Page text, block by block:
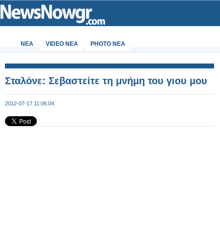
ΝΕΑ VIDEO NEA PHOTO NEA
Σταλόνε: Σεβαστείτε τη μνήμη του γιου μου
2012-07-17 11:06:04